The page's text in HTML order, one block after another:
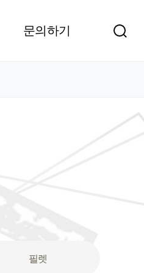
문의하기
필렛